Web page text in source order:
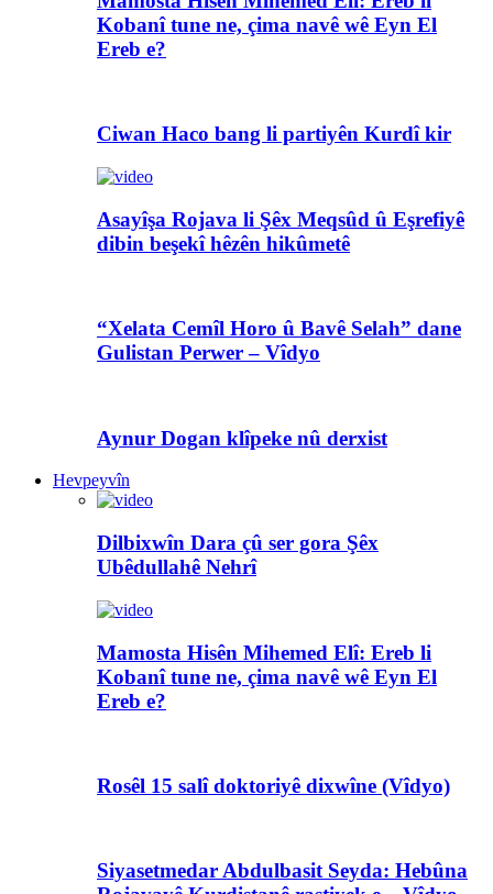
Kobanî tune ne, çima navê wê Eyn El
Ereb e?
Ciwan Haco bang li partiyên Kurdî kir
Asayîşa Rojava li Şêx Meqsûd û Eşrefiyê
dibin beşekî hêzên hikûmetê
“Xelata Cemîl Horo û Bavê Selah” dane
Gulistan Perwer – Vîdyo
Aynur Dogan klîpeke nû derxist
Hevpeyvîn
Dilbixwîn Dara çû ser gora Şêx
Ubêdullahê Nehrî
Mamosta Hisên Mihemed Elî: Ereb li
Kobanî tune ne, çima navê wê Eyn El
Ereb e?
Rosêl 15 salî doktoriyê dixwîne (Vîdyo)
Siyasetmedar Abdulbasit Seyda: Hebûna